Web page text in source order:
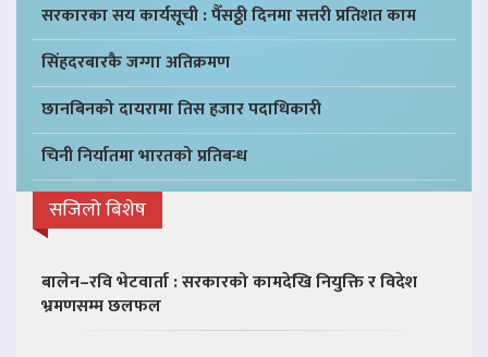
सरकारका सय कार्यसूची : पैँसठ्ठी दिनमा सत्तरी प्रतिशत काम
सिंहदरबारकै जग्गा अतिक्रमण
छानबिनको दायरामा तिस हजार पदाधिकारी
चिनी निर्यातमा भारतको प्रतिबन्ध
सजिलो बिशेष
बालेन–रवि भेटवार्ता : सरकारको कामदेखि नियुक्ति र विदेश
भ्रमणसम्म छलफल